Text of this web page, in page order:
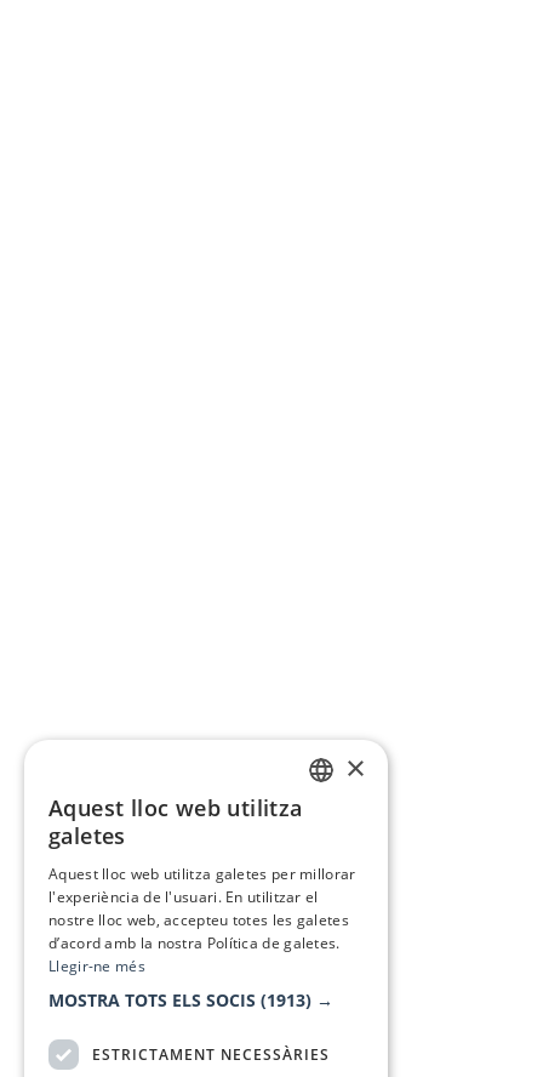
×
Aquest lloc web utilitza
galetes
Aquest lloc web utilitza galetes per millorar
l'experiència de l'usuari. En utilitzar el
nostre lloc web, accepteu totes les galetes
d’acord amb la nostra Política de galetes.
Llegir-ne més
MOSTRA TOTS ELS SOCIS (1913) →
ESTRICTAMENT NECESSÀRIES